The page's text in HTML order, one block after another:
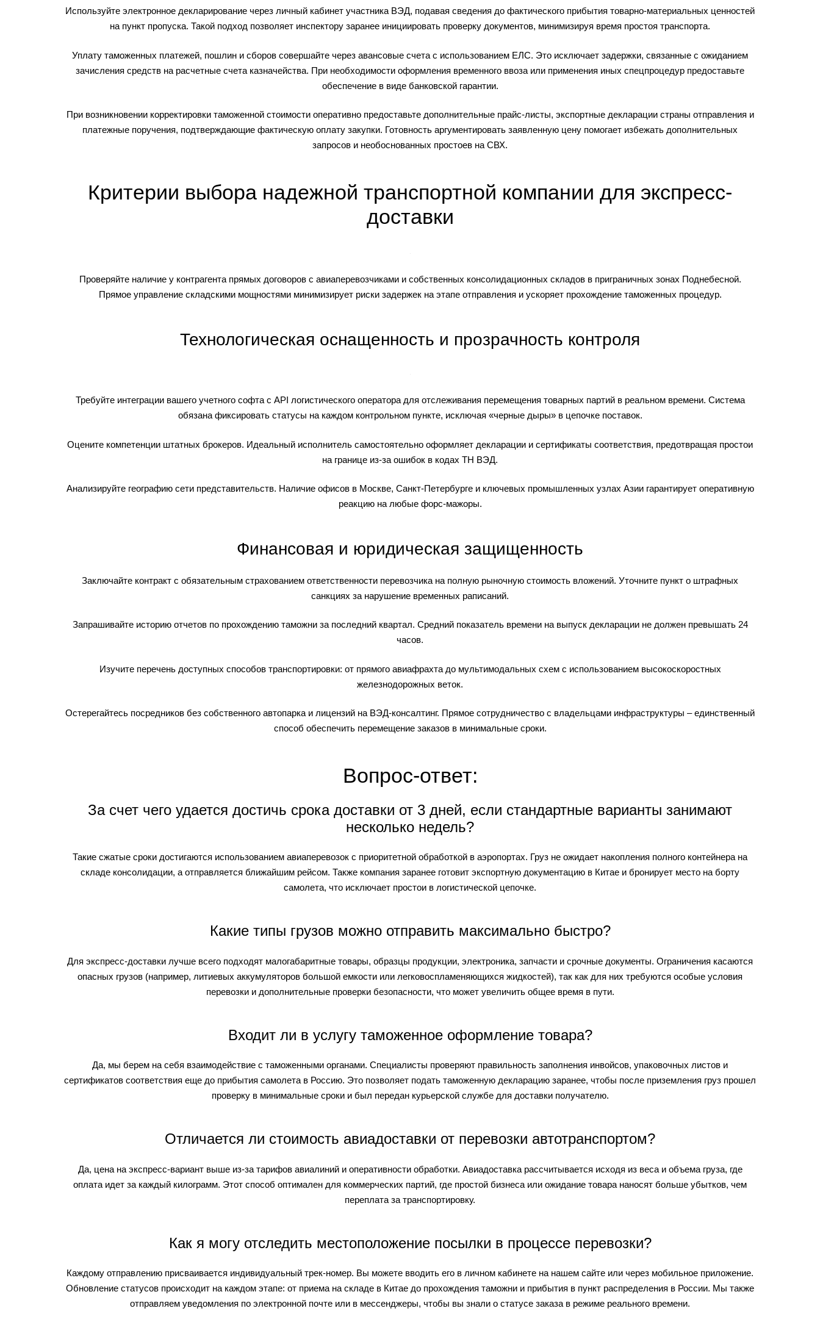
Используйте электронное декларирование через личный кабинет участника ВЭД, подавая сведения до фактического прибытия товарно-материальных ценностей
на пункт пропуска. Такой подход позволяет инспектору заранее инициировать проверку документов, минимизируя время простоя транспорта.
Уплату таможенных платежей, пошлин и сборов совершайте через авансовые счета с использованием ЕЛС. Это исключает задержки, связанные с ожиданием
зачисления средств на расчетные счета казначейства. При необходимости оформления временного ввоза или применения иных спецпроцедур предоставьте
обеспечение в виде банковской гарантии.
При возникновении корректировки таможенной стоимости оперативно предоставьте дополнительные прайс-листы, экспортные декларации страны отправления и
платежные поручения, подтверждающие фактическую оплату закупки. Готовность аргументировать заявленную цену помогает избежать дополнительных
запросов и необоснованных простоев на СВХ.
Критерии выбора надежной транспортной компании для экспресс-
доставки
Проверяйте наличие у контрагента прямых договоров с авиаперевозчиками и собственных консолидационных складов в приграничных зонах Поднебесной.
Прямое управление складскими мощностями минимизирует риски задержек на этапе отправления и ускоряет прохождение таможенных процедур.
Технологическая оснащенность и прозрачность контроля
Требуйте интеграции вашего учетного софта с API логистического оператора для отслеживания перемещения товарных партий в реальном времени. Система
обязана фиксировать статусы на каждом контрольном пункте, исключая «черные дыры» в цепочке поставок.
Оцените компетенции штатных брокеров. Идеальный исполнитель самостоятельно оформляет декларации и сертификаты соответствия, предотвращая простои
на границе из-за ошибок в кодах ТН ВЭД.
Анализируйте географию сети представительств. Наличие офисов в Москве, Санкт-Петербурге и ключевых промышленных узлах Азии гарантирует оперативную
реакцию на любые форс-мажоры.
Финансовая и юридическая защищенность
Заключайте контракт с обязательным страхованием ответственности перевозчика на полную рыночную стоимость вложений. Уточните пункт о штрафных
санкциях за нарушение временных раписаний.
Запрашивайте историю отчетов по прохождению таможни за последний квартал. Средний показатель времени на выпуск декларации не должен превышать 24
часов.
Изучите перечень доступных способов транспортировки: от прямого авиафрахта до мультимодальных схем с использованием высокоскоростных
железнодорожных веток.
Остерегайтесь посредников без собственного автопарка и лицензий на ВЭД-консалтинг. Прямое сотрудничество с владельцами инфраструктуры – единственный
способ обеспечить перемещение заказов в минимальные сроки.
Вопрос-ответ:
За счет чего удается достичь срока доставки от 3 дней, если стандартные варианты занимают
несколько недель?
Такие сжатые сроки достигаются использованием авиаперевозок с приоритетной обработкой в аэропортах. Груз не ожидает накопления полного контейнера на
складе консолидации, а отправляется ближайшим рейсом. Также компания заранее готовит экспортную документацию в Китае и бронирует место на борту
самолета, что исключает простои в логистической цепочке.
Какие типы грузов можно отправить максимально быстро?
Для экспресс-доставки лучше всего подходят малогабаритные товары, образцы продукции, электроника, запчасти и срочные документы. Ограничения касаются
опасных грузов (например, литиевых аккумуляторов большой емкости или легковоспламеняющихся жидкостей), так как для них требуются особые условия
перевозки и дополнительные проверки безопасности, что может увеличить общее время в пути.
Входит ли в услугу таможенное оформление товара?
Да, мы берем на себя взаимодействие с таможенными органами. Специалисты проверяют правильность заполнения инвойсов, упаковочных листов и
сертификатов соответствия еще до прибытия самолета в Россию. Это позволяет подать таможенную декларацию заранее, чтобы после приземления груз прошел
проверку в минимальные сроки и был передан курьерской службе для доставки получателю.
Отличается ли стоимость авиадоставки от перевозки автотранспортом?
Да, цена на экспресс-вариант выше из-за тарифов авиалиний и оперативности обработки. Авиадоставка рассчитывается исходя из веса и объема груза, где
оплата идет за каждый килограмм. Этот способ оптимален для коммерческих партий, где простой бизнеса или ожидание товара наносят больше убытков, чем
переплата за транспортировку.
Как я могу отследить местоположение посылки в процессе перевозки?
Каждому отправлению присваивается индивидуальный трек-номер. Вы можете вводить его в личном кабинете на нашем сайте или через мобильное приложение.
Обновление статусов происходит на каждом этапе: от приема на складе в Китае до прохождения таможни и прибытия в пункт распределения в России. Мы также
отправляем уведомления по электронной почте или в мессенджеры, чтобы вы знали о статусе заказа в режиме реального времени.